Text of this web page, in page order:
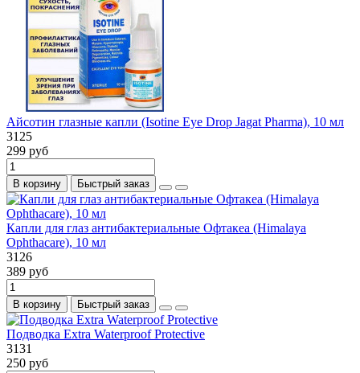
Айсотин глазные капли (Isotine Eye Drop Jagat Pharma), 10 мл
3125
299 руб
В корзину Быстрый заказ
Капли для глаз антибактериальные Офтакеа (Himalaya
Ophthacare), 10 мл
3126
389 руб
В корзину Быстрый заказ
Подводка Extra Waterproof Protective
3131
250 руб